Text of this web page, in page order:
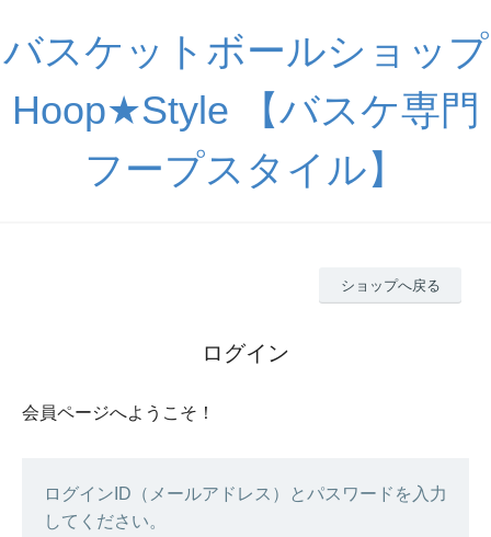
バスケットボールショップ
Hoop★Style 【バスケ専門
フープスタイル】
ショップへ戻る
ログイン
会員ページへようこそ！
ログインID（メールアドレス）とパスワードを入力
してください。